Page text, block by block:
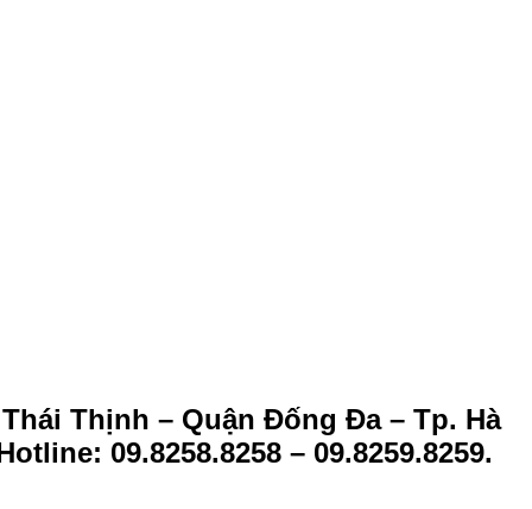
Thịnh – Quận Đống Đa – Tp. Hà
09.8258.8258 – 09.8259.8259.